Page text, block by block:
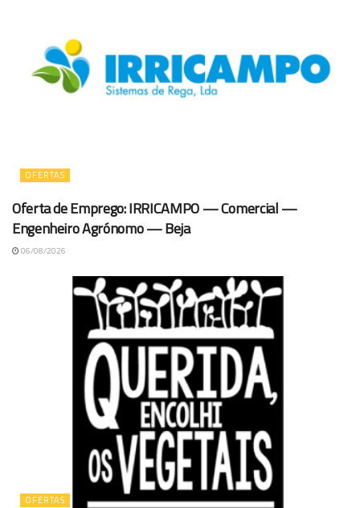
OFERTAS
Oferta de Emprego: IRRICAMPO — Comercial —
Engenheiro Agrónomo — Beja
06/08/2026
OFERTAS